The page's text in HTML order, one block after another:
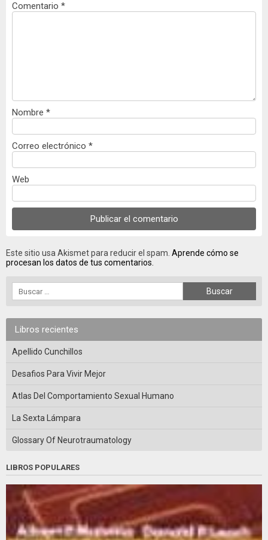
Comentario *
Nombre *
Correo electrónico *
Web
Este sitio usa Akismet para reducir el spam. Aprende cómo se
procesan los datos de tus comentarios.
Libros recientes
Apellido Cunchillos
Desafios Para Vivir Mejor
Atlas Del Comportamiento Sexual Humano
La Sexta Lámpara
Glossary Of Neurotraumatology
LIBROS POPULARES